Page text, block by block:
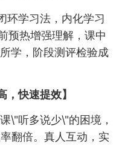
环学习法，内化学习
预热增强理解，课中
学，阶段测评检验成
快速提效】
\"听多说少\"的困境，
翻倍。真人互动，实